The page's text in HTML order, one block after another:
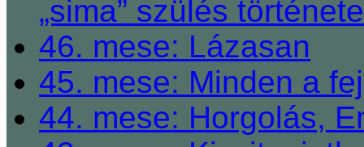
„sima” szülés
46. mese: Lázasan
45. mese: Minden a
44. mese: Horgolás,